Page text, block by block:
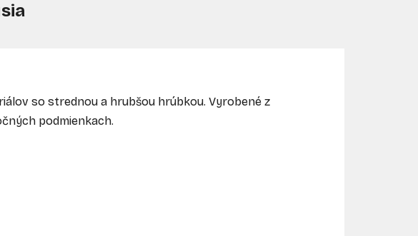
so strednou a hrubšou hrúbkou. Vyrobené z
podmienkach.